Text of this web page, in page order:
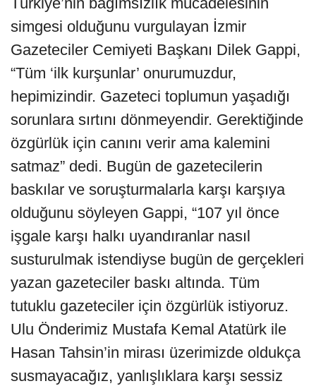
simgesi olduğunu vurgulayan İzmir
Gazeteciler Cemiyeti Başkanı Dilek Gappi,
“Tüm ‘ilk kurşunlar’ onurumuzdur,
hepimizindir. Gazeteci toplumun yaşadığı
sorunlara sırtını dönmeyendir. Gerektiğinde
özgürlük için canını verir ama kalemini
satmaz” dedi. Bugün de gazetecilerin
baskılar ve soruşturmalarla karşı karşıya
olduğunu söyleyen Gappi, “107 yıl önce
işgale karşı halkı uyandıranlar nasıl
susturulmak istendiyse bugün de gerçekleri
yazan gazeteciler baskı altında. Tüm
tutuklu gazeteciler için özgürlük istiyoruz.
Ulu Önderimiz Mustafa Kemal Atatürk ile
Hasan Tahsin’in mirası üzerimizde oldukça
susmayacağız, yanlışlıklara karşı sessiz